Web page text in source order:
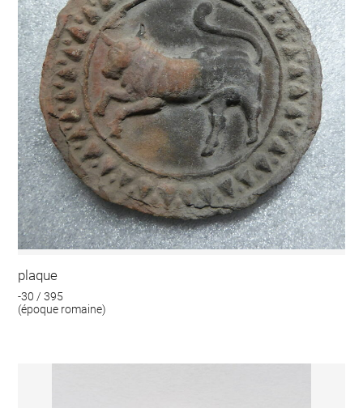
plaque
-30 / 395
(époque romaine)